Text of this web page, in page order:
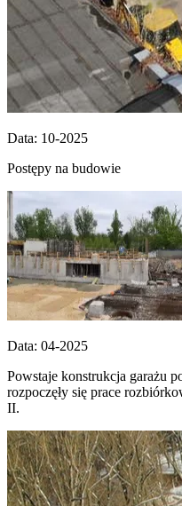
Data: 10-2025
Postępy na budowie
Data: 04-2025
Powstaje konstrukcja garażu
rozpoczęły się prace
II.